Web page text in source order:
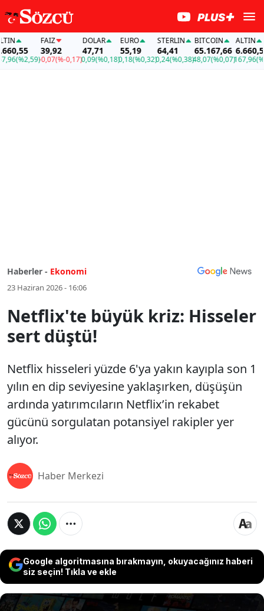
(%2,59)
FAİZ
39,92
-0,07(%-0,17)
DOLAR
47,71
0,09(%0,18)
EURO
55,19
0,18(%0,32)
STERLIN
64,41
0,24(%0,38)
BITCOIN
65.167,66
48,07(%0,07)
ALTIN
6.660,55
167,96
Haberler - Ekonomi
23 Haziran 2026 - 16:06
Netflix'te büyük kriz: Hisseler
sert düştü!
Netflix hisseleri yüzde 6'ya yakın kayıpla son 1
yılın en dip seviyesine yaklaşırken, düşüşün
ardında yatırımcıların Netflix’in rekabet
gücünü sorgulatan potansiyel rakipler yer
alıyor.
Haber Merkezi
Google algoritmasına bırakmayın, okuyacağınız haberi
siz seçin! Tıkla ve ekle